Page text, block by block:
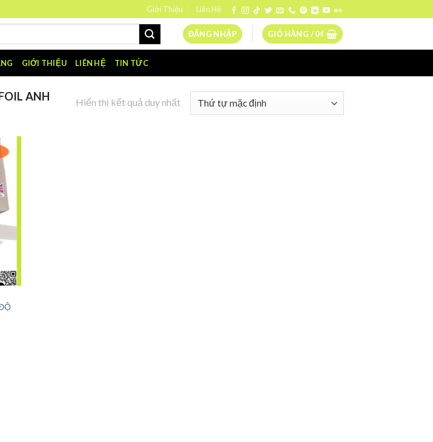
Giới Thiệu Liên Hệ
ĐĂNG NHẬP GIỎ HÀNG /0₫
GIỚI THIỆU LIÊN HỆ TIN TỨC
ANH
Hiển thị kết quả duy nhất